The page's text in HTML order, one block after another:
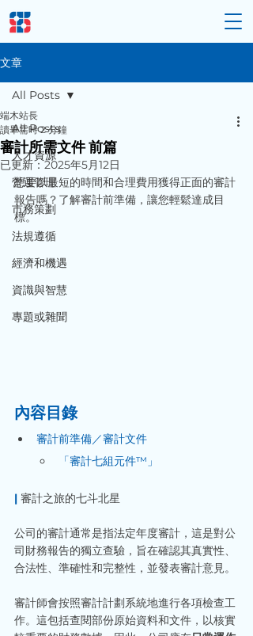
文章
All Posts
人才資源
營運管理
市務策劃
法規遵循
經濟和機遇
資識與智慧
專題或雜聞
All Posts
審計所需文件 前篇
端木站長
讀畢需時 2 分鐘
已更新：2025年5月12日
想要以最短的時間和合理費用獲得正面的審計
報告嗎？了解審計前準備，讓您輕鬆達成目
標。
內容目錄
審計前準備／審計文件
「審計七組元件™」
| 審計之旅的七斗北星
公司的審計通常是指法定年度審計，這是對公
司財務報告的獨立查驗，旨在確認其真實性、
合法性、準確性和完整性，並發表審計意見。
審計師會按照審計計劃系統地進行各項檢查工
作。這包括查閱部份原始資料和文件，以核實